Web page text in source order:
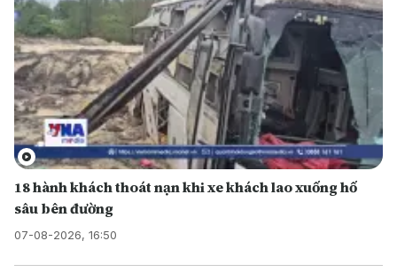
18 hành khách thoát nạn khi xe khách lao xuống hố
sâu bên đường
07-08-2026, 16:50